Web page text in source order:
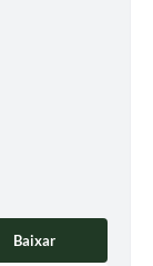
Baixar